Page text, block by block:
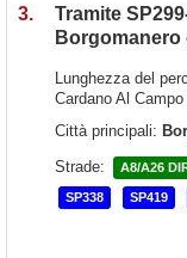
3.
Tramite
Borgomanero
Lunghezza del
Cardano Al
Città principali:
Strade:
A8/A26
SP338 SP419